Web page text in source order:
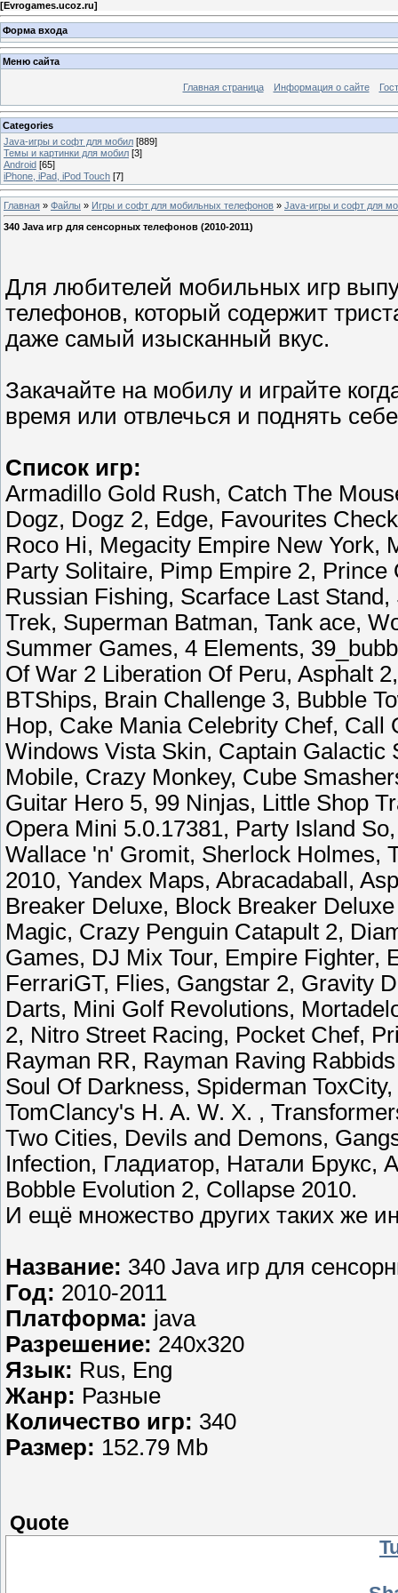
[Evrogames.ucoz.ru]
Форма входа
Меню сайта
Главная страница Информация о сайте
Categories
Java-игры и софт для мобил [889]
Темы и картинки для мобил [3]
Android [65]
iPhone, iPad, iPod Touch [7]
Главная » Файлы » Игры и софт для мобильных телефонов » Java-игры и софт для
340 Java игр для сенсорных телефонов (2010-2011)
Для любителей мобильных игр
телефонов, который содержит
даже самый изысканный вкус.
Закачайте на мобилу и играйте
время или отвлечься и поднять
Список игр:
Armadillo Gold Rush, Catch The
Dogz, Dogz 2, Edge, Favourites
Roco Hi, Megacity Empire New York,
Party Solitaire, Pimp Empire 2,
Russian Fishing, Scarface Last
Trek, Superman Batman, Tank ace,
Summer Games, 4 Elements,
Of War 2 Liberation Of Peru, Asphalt
BTShips, Brain Challenge 3, Bubble
Hop, Cake Mania Celebrity Chef,
Windows Vista Skin, Captain
Mobile, Crazy Monkey, Cube
Guitar Hero 5, 99 Ninjas, Little Shop
Opera Mini 5.0.17381, Party Island
Wallace 'n' Gromit, Sherlock Holmes,
2010, Yandex Maps, Abracadaball,
Breaker Deluxe, Block Breaker
Magic, Crazy Penguin Catapult 2,
Games, DJ Mix Tour, Empire Fighter,
FerrariGT, Flies, Gangstar 2, Gravity
Darts, Mini Golf Revolutions,
2, Nitro Street Racing, Pocket Chef,
Rayman RR, Rayman Raving
Soul Of Darkness, Spiderman
TomClancy's H. A. W. X. ,
Two Cities, Devils and Demons,
Infection, Гладиатор, Натали Брукс,
Bobble Evolution 2, Collapse 2010.
И ещё множество других таких же
Название: 340 Java игр для
Год: 2010-2011
Платформа: java
Разрешение: 240x320
Язык: Rus, Eng
Жанр: Разные
Количество игр: 340
Размер: 152.79 Mb
Quote